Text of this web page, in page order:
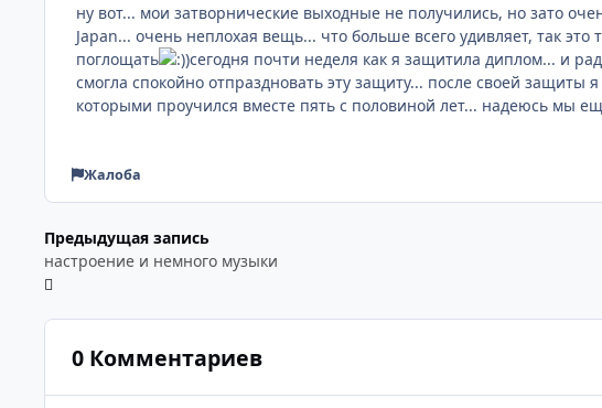
ну вот... мои затворнические выходные не получились, но зато
Japan... очень неплохая вещь... что больше всего удивляет, так
поглощать
)сегодня почти неделя как я защитила диплом... и
смогла спокойно отпраздновать эту защиту... после своей
которыми проучился вместе пять с половиной лет... надеюсь мы
Жалоба
Предыдущая запись
настроение и немного музыки
0 Комментариев